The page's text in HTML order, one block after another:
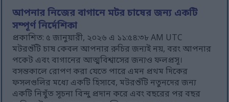
আপনার নিজের বাগানে মটর চাষের জন্য একটি
সম্পূর্ণ নির্দেশিকা
প্রকাশিত: ৫ জানুয়ারী, ২০২৬ এ ১১:৫৪:৩৮ AM UTC
মটরশুঁটি চাষ কেবল আপনার রুচির জন্যই নয়, বরং আপনার
পকেট এবং বাগানের আত্মবিশ্বাসের জন্যও ফলপ্রসূ।
বসন্তকালে রোপণ করা যেতে পারে এমন প্রথম দিকের
ফসলগুলির মধ্যে একটি হিসাবে, মটরশুঁটি নতুনদের জন্য
একটি নিখুঁত সূচনা বিন্দু প্রদান করে এবং বছরের পর বছর